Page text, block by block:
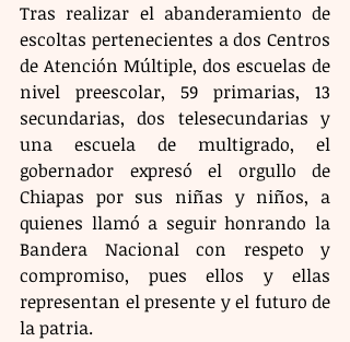
Tras realizar el abanderamiento de
escoltas pertenecientes a dos Centros
de Atención Múltiple, dos escuelas de
nivel preescolar, 59 primarias, 13
secundarias, dos telesecundarias y
una escuela de multigrado, el
gobernador expresó el orgullo de
Chiapas por sus niñas y niños, a
quienes llamó a seguir honrando la
Bandera Nacional con respeto y
compromiso, pues ellos y ellas
representan el presente y el futuro de
la patria.